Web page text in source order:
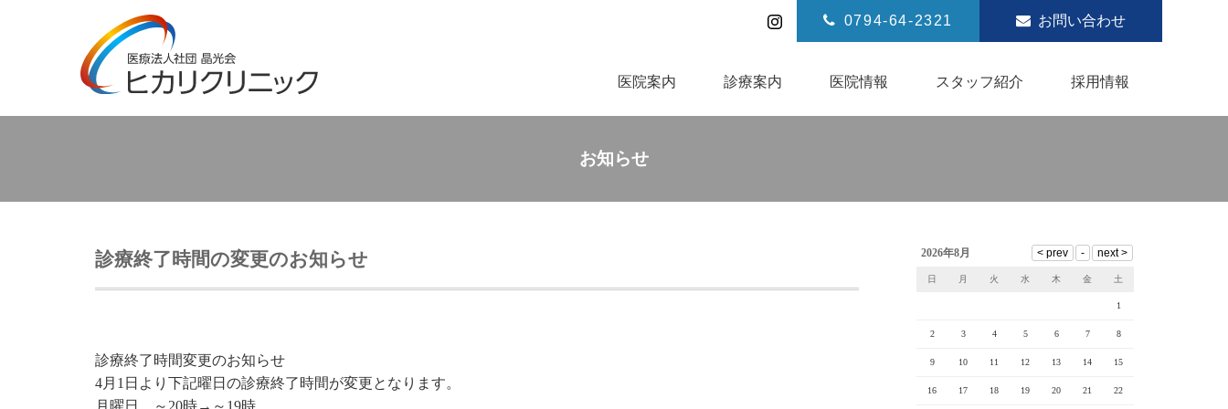
0794-64-2321 お問い合わせ
医院案内 診療案内 医院情報 スタッフ紹介 採用情報
お知らせ
診療終了時間の変更のお知らせ
診療終了時間変更のお知らせ
4月1日より下記曜日の診療終了時間が変更となります。
月曜日 ～20時→～19時
2026年8月
日 月 火 水 木 金 土
1
2 3 4 5 6 7 8
9 10 11 12 13 14 15
16 17 18 19 20 21 22